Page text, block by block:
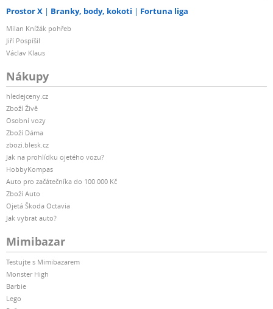
Prostor X Branky, body, kokoti Fortuna liga
Milan Knížák pohřeb
Jiří Pospíšil
Václav Klaus
Nákupy
hledejceny.cz
Zboží Živě
Osobní vozy
Zboží Dáma
zbozi.blesk.cz
Jak na prohlídku ojetého vozu?
HobbyKompas
Auto pro začátečníka do 100 000 Kč
Zboží Auto
Ojetá Škoda Octavia
Jak vybrat auto?
Mimibazar
Testujte s Mimibazarem
Monster High
Barbie
Lego